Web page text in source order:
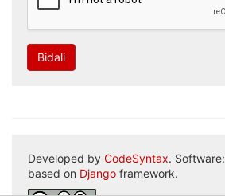
Bidali
Developed by CodeSyntax. Software:
based on Django framework.